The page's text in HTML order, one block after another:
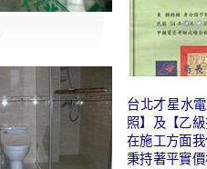
台北才星水
照】及【乙
在施工方面
秉持著平實